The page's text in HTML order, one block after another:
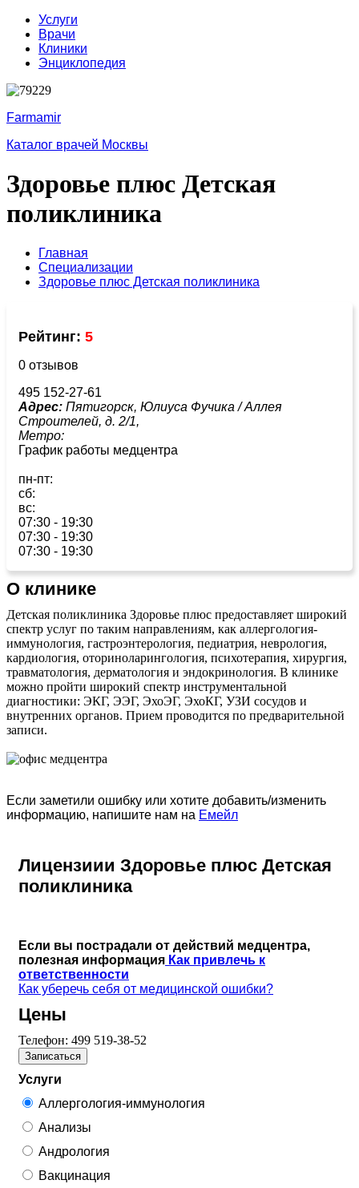
Услуги
Врачи
Клиники
Энциклопедия
Farmamir
Каталог врачей Москвы
Здоровье плюс Детская
поликлиника
Главная
Специализации
Здоровье плюс Детская поликлиника
Рейтинг: 5
0 отзывов
495 152-27-61
Адрес: Пятигорск, Юлиуса Фучика / Аллея
Строителей, д. 2/1,
Метро:
График работы медцентра
пн-пт:
сб:
вс:
07:30 - 19:30
07:30 - 19:30
07:30 - 19:30
О клинике
Детская поликлиника Здоровье плюс предоставляет широкий
спектр услуг по таким направлениям, как аллергология-
иммунология, гастроэнтерология, педиатрия, неврология,
кардиология, оториноларингология, психотерапия, хирургия,
травматология, дерматология и эндокринология. В клинике
можно пройти широкий спектр инструментальной
диагностики: ЭКГ, ЭЭГ, ЭхоЭГ, ЭхоКГ, УЗИ сосудов и
внутренних органов. Прием проводится по предварительной
записи.
Если заметили ошибку или хотите добавить/изменить
информацию, напишите нам на Емейл
Лицензиии Здоровье плюс Детская
поликлиника
Если вы пострадали от действий медцентра,
полезная информация Как привлечь к
ответственности
Как уберечь себя от медицинской ошибки?
Цены
Телефон: 499 519-38-52
Записаться
Услуги
Аллергология-иммунология
Анализы
Андрология
Вакцинация